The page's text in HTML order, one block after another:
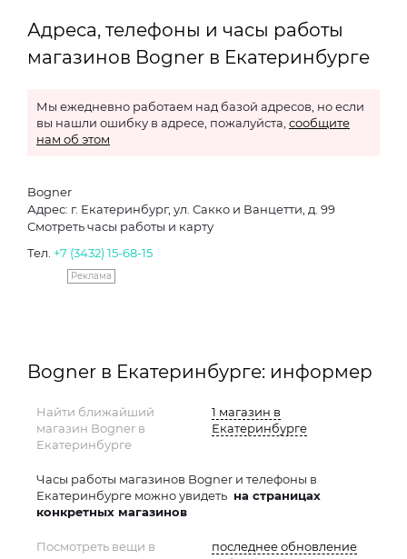
Адреса, телефоны и часы работы
магазинов Bogner в Екатеринбурге
Мы ежедневно работаем над базой адресов, но если
вы нашли ошибку в адресе, пожалуйста, сообщите
нам об этом
Bogner
Адрес: г. Екатеринбург, ул. Сакко и Ванцетти, д. 99
Смотреть часы работы и карту
Тел. +7 (3432) 15-68-15
Реклама
Bogner в Екатеринбурге: информер
Найти ближайший
магазин Bogner в
Екатеринбурге
1 магазин в
Екатеринбурге
Часы работы магазинов Bogner и телефоны в
Екатеринбурге можно увидеть на страницах
конкретных магазинов
Посмотреть вещи в
последнее обновление